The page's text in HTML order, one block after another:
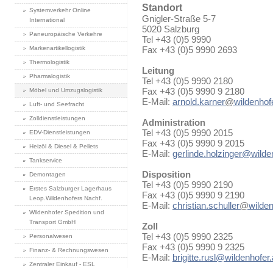
Systemverkehr Online
International
Paneuropäische Verkehre
Markenartikellogistik
Thermologistik
Pharmalogistik
Möbel und Umzugslogistik
Luft- und Seefracht
Zolldienstleistungen
EDV-Dienstleistungen
Heizöl & Diesel & Pellets
Tankservice
Demontagen
Erstes Salzburger Lagerhaus
Leop.Wildenhofers Nachf.
Wildenhofer Spedition und
Transport GmbH
Personalwesen
Finanz- & Rechnungswesen
Zentraler Einkauf - ESL
Standort
Gnigler-Straße 5-7
5020 Salzburg
Tel +43 (0)5 9990
Fax +43 (0)5 9990 2693
Leitung
Tel +43 (0)5 9990 2180
Fax +43 (0)5 9990 9 2180
E-Mail: arnold.karner@
Administration
Tel +43 (0)5 9990 2015
Fax +43 (0)5 9990 9 2015
E-Mail:
Disposition
Tel +43 (0)5 9990 2190
Fax +43 (0)5 9990 9 2190
E-Mail: christian.schuller@
Zoll
Tel +43 (0)5 9990 2325
Fax +43 (0)5 9990 9 2325
E-Mail: